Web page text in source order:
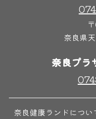
その他施設奈良県
奈良プラ
奈良健康ランドについ